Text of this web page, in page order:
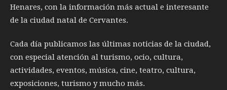
Henares, con la información más actual e interesante
de la ciudad natal de Cervantes.
Cada día publicamos las últimas noticias de la ciudad,
con especial atención al turismo, ocio, cultura,
actividades, eventos, música, cine, teatro, cultura,
exposiciones, turismo y mucho más.